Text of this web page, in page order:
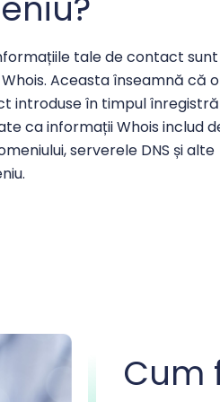
tale de contact sunt
Aceasta înseamnă că
introduse în timpul
ca informații Whois includ
serverele DNS și alte
Cum